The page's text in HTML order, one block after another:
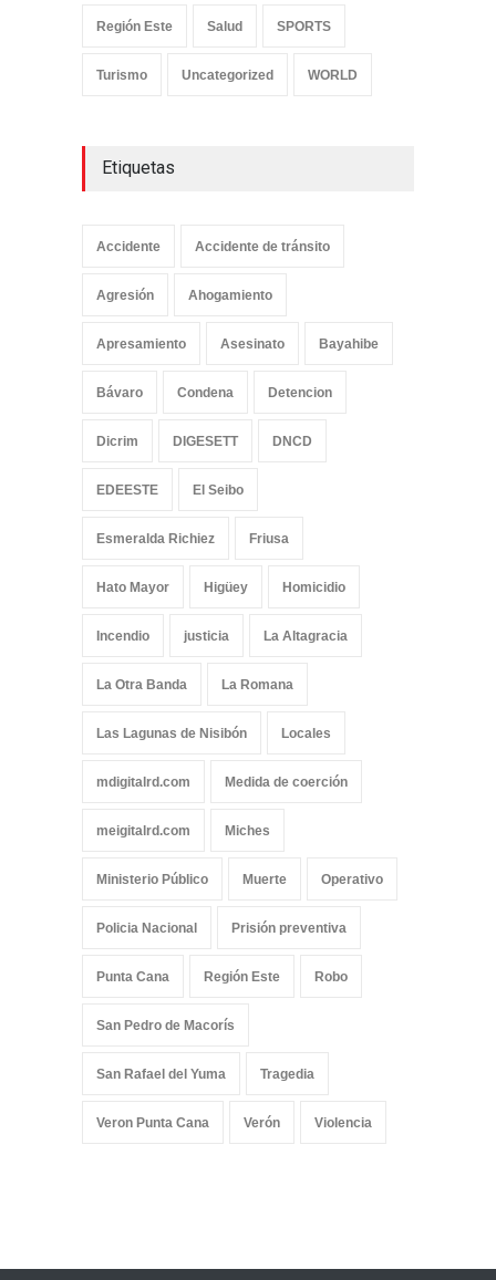
Región Este Salud SPORTS
Turismo Uncategorized WORLD
Etiquetas
Accidente Accidente de tránsito
Agresión Ahogamiento
Apresamiento Asesinato Bayahibe
Bávaro Condena Detencion
Dicrim DIGESETT DNCD
EDEESTE El Seibo
Esmeralda Richiez Friusa
Hato Mayor Higüey Homicidio
Incendio justicia La Altagracia
La Otra Banda La Romana
Las Lagunas de Nisibón Locales
mdigitalrd.com Medida de coerción
meigitalrd.com Miches
Ministerio Público Muerte Operativo
Policia Nacional Prisión preventiva
Punta Cana Región Este Robo
San Pedro de Macorís
San Rafael del Yuma Tragedia
Veron Punta Cana Verón Violencia